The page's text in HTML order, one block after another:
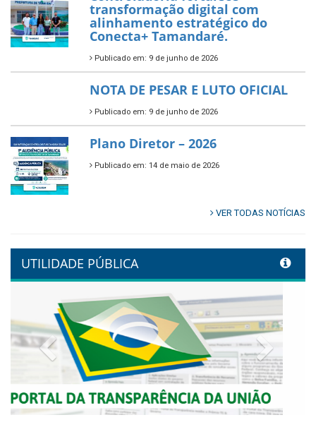
Prefeitura de Tamandaré abre
inscrições para o Festival
Multicultural PNAB 2026
Publicado em: 9 de junho de 2026
🌳🌱 Projeto Arborização Urbana!
Publicado em: 9 de junho de 2026
🌿🚤 Semana Mundial do Meio
Ambiente em Tamandaré
alinhamento estratégico do
Conecta+ Tamandaré.
NOTA DE PESAR E LUTO OFICIAL
Publicado em: 9 de junho de 2026
Plano Diretor – 2026
Publicado em: 14 de maio de 2026